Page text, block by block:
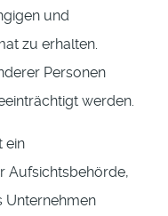
und
zu erhalten.
Personen
werden.
ein
Aufsichtsbehörde,
Unternehmen